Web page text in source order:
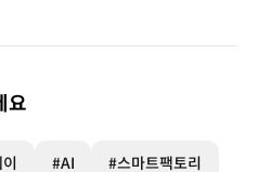
요
#AI #스마트팩토리